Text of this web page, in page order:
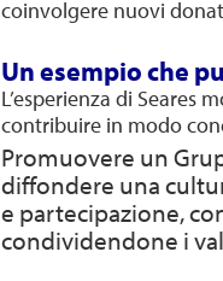
coinvolgere nuovi
Un esempio che
L’esperienza di Seares
contribuire in modo
Promuovere un
diffondere una
e partecipazione,
condividendone i